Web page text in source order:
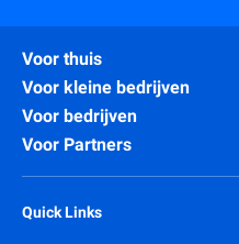
Voor thuis
Voor kleine bedrijven
Voor bedrijven
Voor Partners
Quick Links